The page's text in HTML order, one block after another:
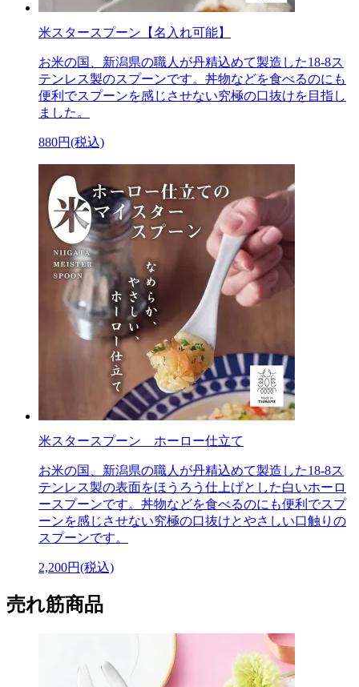
米スタースプーン【名入れ可能】
お米の国、新潟県の職人が丹精込めて製造した18-8ス
テンレス製のスプーンです。丼物などを食べるのにも
便利でスプーンを感じさせない究極の口抜けを目指し
ました。
880円(税込)
米スタースプーン ホーロー仕立て
お米の国、新潟県の職人が丹精込めて製造した18-8ス
テンレス製の表面をほうろう仕上げとした白いホーロ
ースプーンです。丼物などを食べるのにも便利でスプ
ーンを感じさせない究極の口抜けとやさしい口触りの
スプーンです。
2,200円(税込)
売れ筋商品